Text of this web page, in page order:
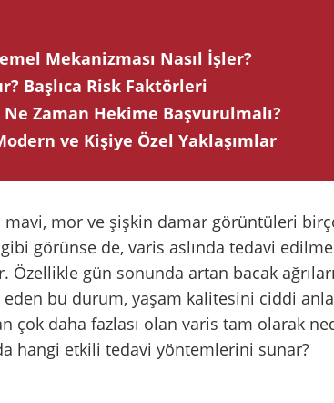
Mekanizması Nasıl İşler?
Başlıca Risk Faktörleri
Zaman Hekime Başvurulmalı?
ve Kişiye Özel Yaklaşımlar
mavi, mor ve şişkin damar görüntüleri
görünse de, varis aslında tedavi
Özellikle gün sonunda artan bacak
bu durum, yaşam kalitesini ciddi
çok daha fazlası olan varis tam olarak
hangi etkili tedavi yöntemlerini sunar?